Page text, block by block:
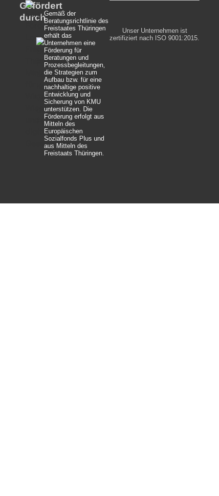
Gefördert
durchGemäß der
Beratungsrichtlinie des
Freistaates Thüringen
erhält das
Unternehmen eine
Förderung für
Beratungen und
Prozessbegleitungen,
die Strategien zum
Aufbau bzw. für eine
nachhaltige positive
Entwicklung und
Sicherung von KMU
unterstützen. Die
Förderung erfolgt aus
Mitteln des
Europäischen
Sozialfonds Plus und
aus Mitteln des
Freistaats Thüringen.
Unser Unternehmen ist
zertifiziert nach ISO 9001:2015.